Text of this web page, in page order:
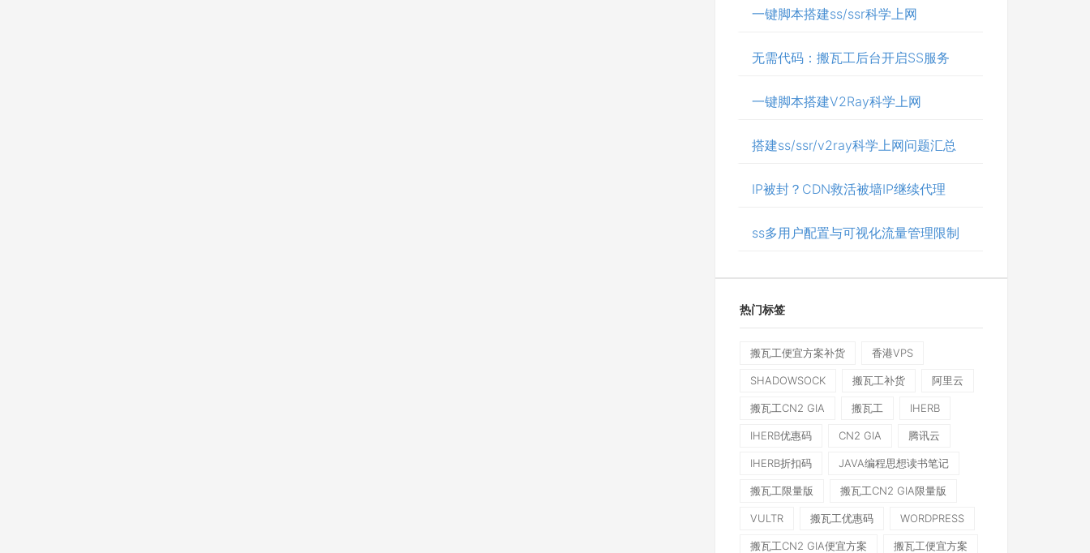
一键脚本搭建ss/ssr科学上网
无需代码：搬瓦工后台开启SS服务
一键脚本搭建V2Ray科学上网
搭建ss/ssr/v2ray科学上网问题汇总
IP被封？CDN救活被墙IP继续代理
ss多用户配置与可视化流量管理限制
热门标签
搬瓦工便宜方案补货 香港VPS
SHADOWSOCK 搬瓦工补货 阿里云
搬瓦工CN2 GIA 搬瓦工 IHERB
IHERB优惠码 CN2 GIA 腾讯云
IHERB折扣码 JAVA编程思想读书笔记
搬瓦工限量版 搬瓦工CN2 GIA限量版
VULTR 搬瓦工优惠码 WORDPRESS
搬瓦工CN2 GIA便宜方案 搬瓦工便宜方案